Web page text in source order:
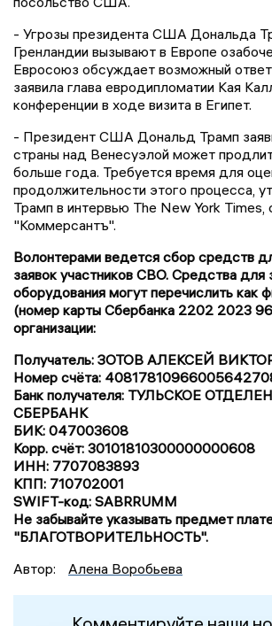
- Угрозы президента США Дональда
Гренландии вызывают в Европе
Евросоюз обсуждает возможный
заявила глава евродипломатии Кая
конференции в ходе визита в Египет.
- Президент США Дональд Трамп
страны над Венесуэлой может
больше года. Требуется время для
продолжительности этого процесса,
Трамп в интервью The New York
"Коммерсантъ".
Волонтерами ведется сбор средств
заявок участников СВО. Средства для
оборудования могут перечислить как
(номер карты Сбербанка 2202 2023
организации:
Получатель: ЗОТОВ АЛЕКСЕЙ
Номер счёта:
Банк получателя: ТУЛЬСКОЕ
СБЕРБАНК
БИК: 047003608
Корр. счёт: 30101810300000000608
ИНН: 7707083893
КПП: 710702001
SWIFT-код: SABRRUMM
Не забывайте указывать предмет
"БЛАГОТВОРИТЕЛЬНОСТЬ".
Автор:
Алена Воробьева